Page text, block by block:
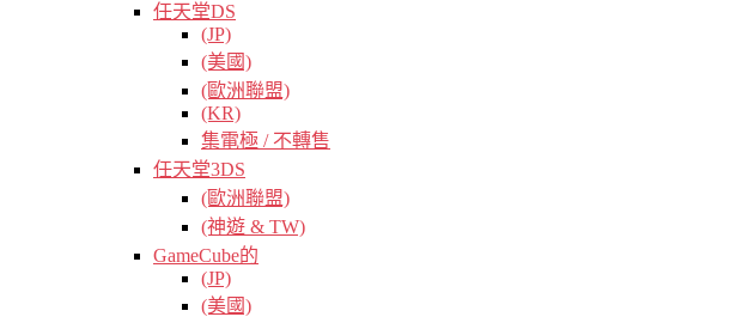
任天堂DS
(JP)
(美國)
(歐洲聯盟)
(KR)
集電極 / 不轉售
任天堂3DS
(歐洲聯盟)
(神遊 & TW)
GameCube的
(JP)
(美國)